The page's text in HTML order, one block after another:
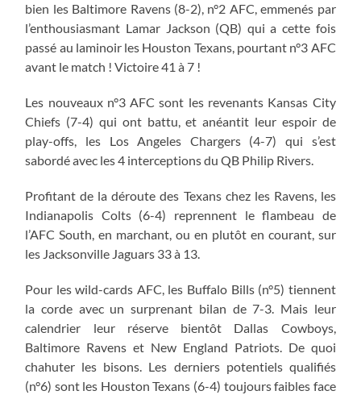
bien les Baltimore Ravens (8-2), n°2 AFC, emmenés par
l’enthousiasmant Lamar Jackson (QB) qui a cette fois
passé au laminoir les Houston Texans, pourtant n°3 AFC
avant le match ! Victoire 41 à 7 !
Les nouveaux n°3 AFC sont les revenants Kansas City
Chiefs (7-4) qui ont battu, et anéantit leur espoir de
play-offs, les Los Angeles Chargers (4-7) qui s’est
sabordé avec les 4 interceptions du QB Philip Rivers.
Profitant de la déroute des Texans chez les Ravens, les
Indianapolis Colts (6-4) reprennent le flambeau de
l’AFC South, en marchant, ou en plutôt en courant, sur
les Jacksonville Jaguars 33 à 13.
Pour les wild-cards AFC, les Buffalo Bills (n°5) tiennent
la corde avec un surprenant bilan de 7-3. Mais leur
calendrier leur réserve bientôt Dallas Cowboys,
Baltimore Ravens et New England Patriots. De quoi
chahuter les bisons. Les derniers potentiels qualifiés
(n°6) sont les Houston Texans (6-4) toujours faibles face